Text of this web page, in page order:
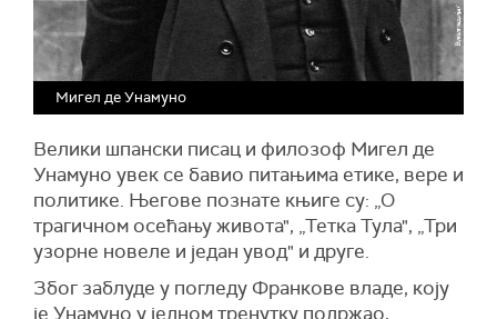
Мигел де Унамуно
Велики шпански писац и филозоф Мигел де
Унамуно увек се бавио питањима етике, вере и
политике. Његове познате књиге су: „О
трагичном осећању живота", „Тетка Тула", „Три
узорне новеле и један увод" и друге.
Због заблуде у погледу Франкове владе, коју
је Унамуно у једном тренутку подржао,